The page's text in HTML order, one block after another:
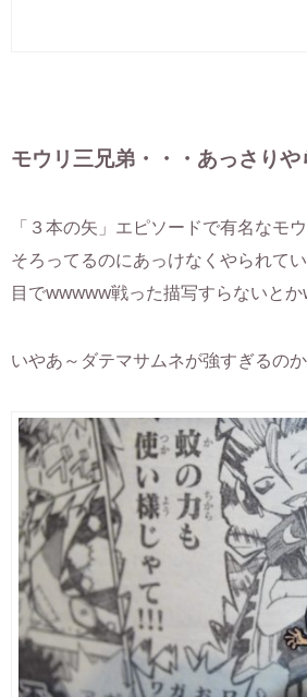
モウリ三兄弟・・・あっさりや
「３本の矢」エピソードで有名なモ
そろってるのにあっけなくやられて
目でwwwww戦った描写すらないと
いやあ～ダテマサムネが強すぎるのか